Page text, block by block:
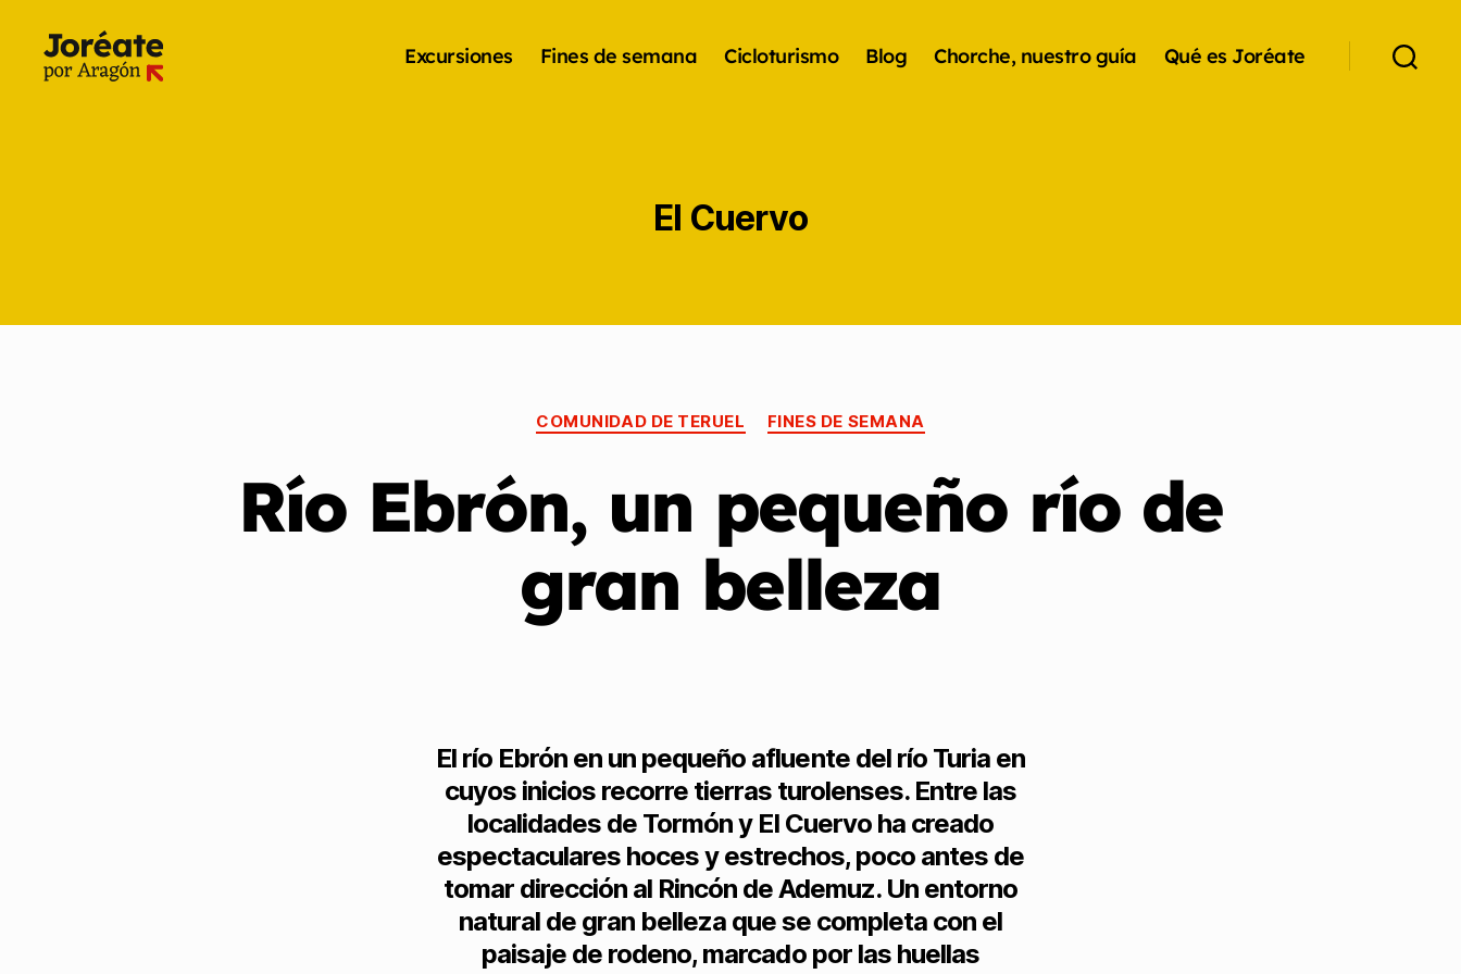
Excursiones Fines de semana Cicloturismo Blog Chorche, nuestro guía Qué es Joréate
El Cuervo
COMUNIDAD DE TERUEL FINES DE SEMANA
Río Ebrón, un pequeño río de
gran belleza
El río Ebrón en un pequeño afluente del río Turia en
cuyos inicios recorre tierras turolenses. Entre las
localidades de Tormón y El Cuervo ha creado
espectaculares hoces y estrechos, poco antes de
tomar dirección al Rincón de Ademuz. Un entorno
natural de gran belleza que se completa con el
paisaje de rodeno, marcado por las huellas